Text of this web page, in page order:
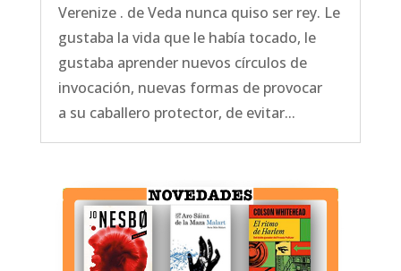
Verenize . de Veda nunca quiso ser rey. Le
gustaba la vida que le había tocado, le
gustaba aprender nuevos círculos de
invocación, nuevas formas de provocar
a su caballero protector, de evitar...